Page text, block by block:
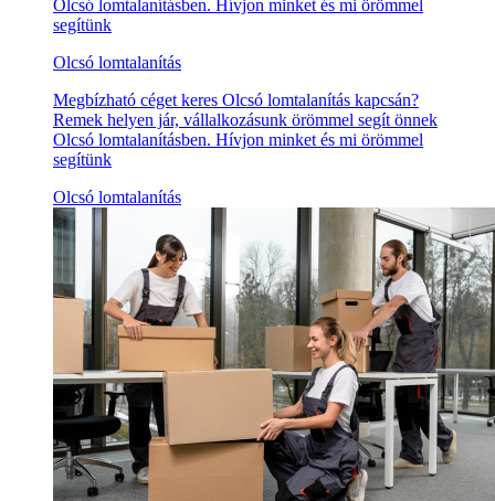
Olcsó lomtalanításben. Hívjon minket és mi örömmel
segítünk
Olcsó lomtalanítás
Megbízható céget keres Olcsó lomtalanítás kapcsán?
Remek helyen jár, vállalkozásunk örömmel segít önnek
Olcsó lomtalanításben. Hívjon minket és mi örömmel
segítünk
Olcsó lomtalanítás